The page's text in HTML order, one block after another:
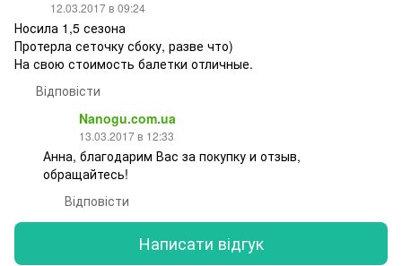
12.03.2017 в 09:24
Носила 1,5 сезона
Протерла сеточку сбоку, разве что)
На свою стоимость балетки отличные.
Відповісти
Nanogu.com.ua
13.03.2017 в 12:33
Анна, благодарим Вас за покупку и отзыв,
обращайтесь!
Відповісти
Написати відгук